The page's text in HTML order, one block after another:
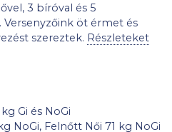
3 bíróval és 5
Versenyzőink öt érmet és
szereztek. Részleteket
Gi és NoGi
NoGi, Felnőtt Női 71 kg NoGi